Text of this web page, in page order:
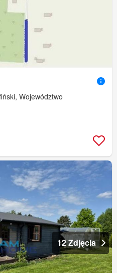
Województwo
12 Zdjęcia